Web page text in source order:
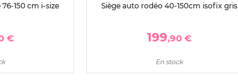
150 cm i-size
€
Siège auto rodéo 40-150cm isofix gris
199,90 €
En stock